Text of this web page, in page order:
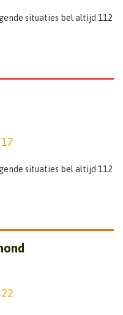
situaties bel altijd 112
situaties bel altijd 112